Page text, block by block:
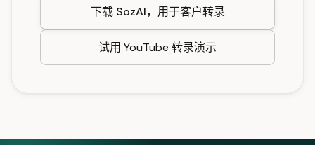
下载 SozAI，用于客户转录
试用 YouTube 转录演示